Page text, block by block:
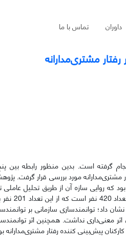
داوران تماس با ما
مشتری‌مدارانه
گرفته است. بدین منظور رابطه بین
مورد بررسی قرار گرفت.
روایی سازه آن از طریق تحلیل عاملی
کرونباخ مورد
داد؛ توانمندسازی سازمانی بر
معنی‌داری نداشت. همچنین اثر
پیش‌بینی کننده رفتار مشتری‌مدارانه